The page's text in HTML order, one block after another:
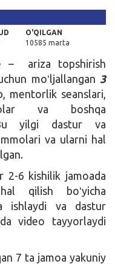
O'QILGAN
10585 marta
– ariza topshirish
moʻljallangan 3
mentorlik seanslari,
va boshqa
yilgi dastur va
va ularni hal
2-6 kishilik jamoada
qilish boʻyicha
ishlaydi va dastur
video tayyorlaydi
7 ta jamoa yakuniy